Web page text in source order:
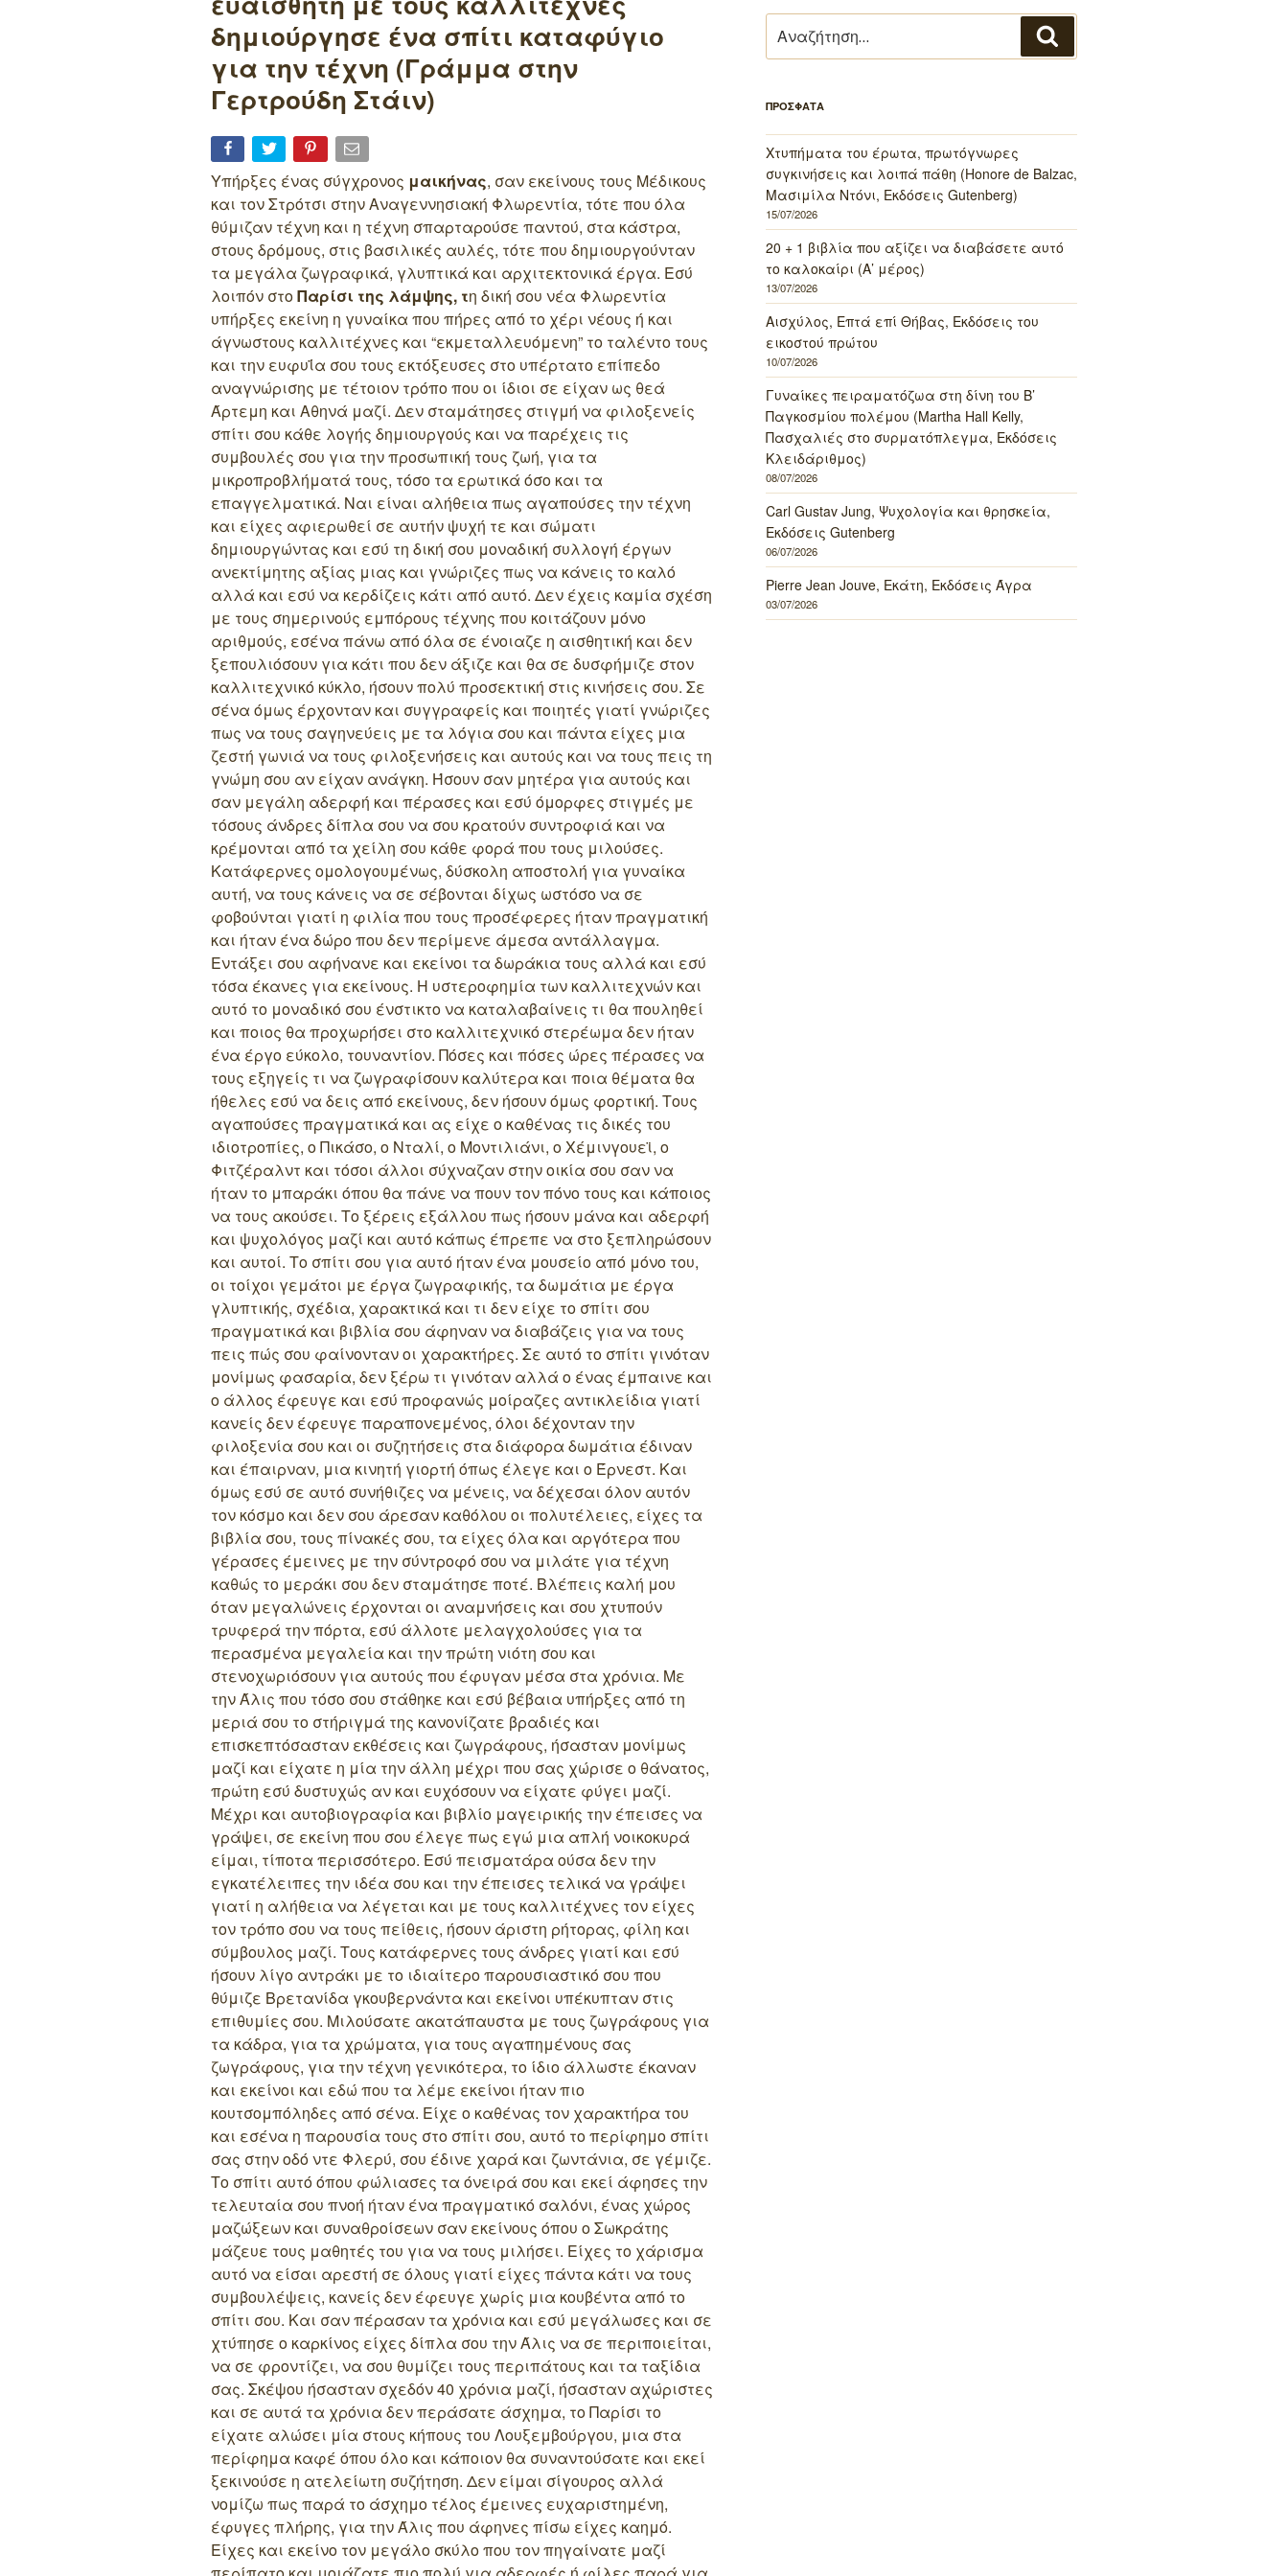
δημιούργησε ένα σπίτι καταφύγιο
για την τέχνη (Γράμμα στην
Γερτρούδη Στάιν)
Υπήρξες ένας σύγχρονος μαικήνας, σαν εκείνους τους Μέδικους
και τον Στρότσι στην Αναγεννησιακή Φλωρεντία, τότε που όλα
θύμιζαν τέχνη και η τέχνη σπαρταρούσε παντού, στα κάστρα,
στους δρόμους, στις βασιλικές αυλές, τότε που δημιουργούνταν
τα μεγάλα ζωγραφικά, γλυπτικά και αρχιτεκτονικά έργα. Εσύ
λοιπόν στοΠαρίσι της λάμψης, τη δική σου νέα Φλωρεντία
υπήρξες εκείνη η γυναίκα που πήρες από το χέρι νέους ή και
άγνωστους καλλιτέχνες και “εκμεταλλευόμενη” το ταλέντο τους
και την ευφυΐα σου τους εκτόξευσες στο υπέρτατο επίπεδο
αναγνώρισης με τέτοιον τρόπο που οι ίδιοι σε είχαν ως θεά
Άρτεμη και Αθηνά μαζί. Δεν σταμάτησες στιγμή να φιλοξενείς
σπίτι σου κάθε λογής δημιουργούς και να παρέχεις τις
συμβουλές σου για την προσωπική τους ζωή, για τα
μικροπροβλήματά τους, τόσο τα ερωτικά όσο και τα
επαγγελματικά. Ναι είναι αλήθεια πως αγαπούσες την τέχνη
και είχες αφιερωθεί σε αυτήν ψυχή τε και σώματι
δημιουργώντας και εσύ τη δική σου μοναδική συλλογή έργων
ανεκτίμητης αξίας μιας και γνώριζες πως να κάνεις το καλό
αλλά και εσύ να κερδίζεις κάτι από αυτό. Δεν έχεις καμία σχέση
με τους σημερινούς εμπόρους τέχνης που κοιτάζουν μόνο
αριθμούς, εσένα πάνω από όλα σε ένοιαζε η αισθητική και δεν
ξεπουλιόσουν για κάτι που δεν άξιζε και θα σε δυσφήμιζε στον
καλλιτεχνικό κύκλο, ήσουν πολύ προσεκτική στις κινήσεις σου. Σε
σένα όμως έρχονταν και συγγραφείς και ποιητές γιατί γνώριζες
πως να τους σαγηνεύεις με τα λόγια σου και πάντα είχες μια
ζεστή γωνιά να τους φιλοξενήσεις και αυτούς και να τους πεις τη
γνώμη σου αν είχαν ανάγκη. Ήσουν σαν μητέρα για αυτούς και
σαν μεγάλη αδερφή και πέρασες και εσύ όμορφες στιγμές με
τόσους άνδρες δίπλα σου να σου κρατούν συντροφιά και να
κρέμονται από τα χείλη σου κάθε φορά που τους μιλούσες.
Κατάφερνες ομολογουμένως, δύσκολη αποστολή για γυναίκα
αυτή, να τους κάνεις να σε σέβονται δίχως ωστόσο να σε
φοβούνται γιατί η φιλία που τους προσέφερες ήταν πραγματική
και ήταν ένα δώρο που δεν περίμενε άμεσα αντάλλαγμα.
Εντάξει σου αφήνανε και εκείνοι τα δωράκια τους αλλά και εσύ
τόσα έκανες για εκείνους. Η υστεροφημία των καλλιτεχνών και
αυτό το μοναδικό σου ένστικτο να καταλαβαίνεις τι θα πουληθεί
και ποιος θα προχωρήσει στο καλλιτεχνικό στερέωμα δεν ήταν
ένα έργο εύκολο, τουναντίον. Πόσες και πόσες ώρες πέρασες να
τους εξηγείς τι να ζωγραφίσουν καλύτερα και ποια θέματα θα
ήθελες εσύ να δεις από εκείνους, δεν ήσουν όμως φορτική. Τους
αγαπούσες πραγματικά και ας είχε ο καθένας τις δικές του
ιδιοτροπίες, ο Πικάσο, ο Νταλί, ο Μοντιλιάνι, ο Χέμινγουεϊ, ο
Φιτζέραλντ και τόσοι άλλοι σύχναζαν στην οικία σου σαν να
ήταν το μπαράκι όπου θα πάνε να πουν τον πόνο τους και κάποιος
να τους ακούσει. Το ξέρεις εξάλλου πως ήσουν μάνα και αδερφή
και ψυχολόγος μαζί και αυτό κάπως έπρεπε να στο ξεπληρώσουν
και αυτοί. Το σπίτι σου για αυτό ήταν ένα μουσείο από μόνο του,
οι τοίχοι γεμάτοι με έργα ζωγραφικής, τα δωμάτια με έργα
γλυπτικής, σχέδια, χαρακτικά και τι δεν είχε το σπίτι σου
πραγματικά και βιβλία σου άφηναν να διαβάζεις για να τους
πεις πώς σου φαίνονταν οι χαρακτήρες. Σε αυτό το σπίτι γινόταν
μονίμως φασαρία, δεν ξέρω τι γινόταν αλλά ο ένας έμπαινε και
ο άλλος έφευγε και εσύ προφανώς μοίραζες αντικλείδια γιατί
κανείς δεν έφευγε παραπονεμένος, όλοι δέχονταν την
φιλοξενία σου και οι συζητήσεις στα διάφορα δωμάτια έδιναν
και έπαιρναν, μια κινητή γιορτή όπως έλεγε και ο Έρνεστ. Και
όμως εσύ σε αυτό συνήθιζες να μένεις, να δέχεσαι όλον αυτόν
τον κόσμο και δεν σου άρεσαν καθόλου οι πολυτέλειες, είχες τα
βιβλία σου, τους πίνακές σου, τα είχες όλα και αργότερα που
γέρασες έμεινες με την σύντροφό σου να μιλάτε για τέχνη
καθώς το μεράκι σου δεν σταμάτησε ποτέ. Βλέπεις καλή μου
όταν μεγαλώνεις έρχονται οι αναμνήσεις και σου χτυπούν
τρυφερά την πόρτα, εσύ άλλοτε μελαγχολούσες για τα
περασμένα μεγαλεία και την πρώτη νιότη σου και
στενοχωριόσουν για αυτούς που έφυγαν μέσα στα χρόνια. Με
την Άλις που τόσο σου στάθηκε και εσύ βέβαια υπήρξες από τη
μεριά σου το στήριγμά της κανονίζατε βραδιές και
επισκεπτόσασταν εκθέσεις και ζωγράφους, ήσασταν μονίμως
μαζί και είχατε η μία την άλλη μέχρι που σας χώρισε ο θάνατος,
πρώτη εσύ δυστυχώς αν και ευχόσουν να είχατε φύγει μαζί.
Μέχρι και αυτοβιογραφία και βιβλίο μαγειρικής την έπεισες να
γράψει, σε εκείνη που σου έλεγε πως εγώ μια απλή νοικοκυρά
είμαι, τίποτα περισσότερο. Εσύ πεισματάρα ούσα δεν την
εγκατέλειπες την ιδέα σου και την έπεισες τελικά να γράψει
γιατί η αλήθεια να λέγεται και με τους καλλιτέχνες τον είχες
τον τρόπο σου να τους πείθεις, ήσουν άριστη ρήτορας, φίλη και
σύμβουλος μαζί. Τους κατάφερνες τους άνδρες γιατί και εσύ
ήσουν λίγο αντράκι με το ιδιαίτερο παρουσιαστικό σου που
θύμιζε Βρετανίδα γκουβερνάντα και εκείνοι υπέκυπταν στις
επιθυμίες σου. Μιλούσατε ακατάπαυστα με τους ζωγράφους για
τα κάδρα, για τα χρώματα, για τους αγαπημένους σας
ζωγράφους, για την τέχνη γενικότερα, το ίδιο άλλωστε έκαναν
και εκείνοι και εδώ που τα λέμε εκείνοι ήταν πιο
κουτσομπόληδες από σένα. Είχε ο καθένας τον χαρακτήρα του
και εσένα η παρουσία τους στο σπίτι σου, αυτό το περίφημο σπίτι
σας στην οδό ντε Φλερύ, σου έδινε χαρά και ζωντάνια, σε γέμιζε.
Το σπίτι αυτό όπου φώλιασες τα όνειρά σου και εκεί άφησες την
τελευταία σου πνοή ήταν ένα πραγματικό σαλόνι, ένας χώρος
μαζώξεων και συναθροίσεων σαν εκείνους όπου ο Σωκράτης
μάζευε τους μαθητές του για να τους μιλήσει. Είχες το χάρισμα
αυτό να είσαι αρεστή σε όλους γιατί είχες πάντα κάτι να τους
συμβουλέψεις, κανείς δεν έφευγε χωρίς μια κουβέντα από το
σπίτι σου. Και σαν πέρασαν τα χρόνια και εσύ μεγάλωσες και σε
χτύπησε ο καρκίνος είχες δίπλα σου την Άλις να σε περιποιείται,
να σε φροντίζει, να σου θυμίζει τους περιπάτους και τα ταξίδια
σας. Σκέψου ήσασταν σχεδόν 40 χρόνια μαζί, ήσασταν αχώριστες
και σε αυτά τα χρόνια δεν περάσατε άσχημα, το Παρίσι το
είχατε αλώσει μία στους κήπους του Λουξεμβούργου, μια στα
περίφημα καφέ όπου όλο και κάποιον θα συναντούσατε και εκεί
ξεκινούσε η ατελείωτη συζήτηση. Δεν είμαι σίγουρος αλλά
νομίζω πως παρά το άσχημο τέλος έμεινες ευχαριστημένη,
έφυγες πλήρης, για την Άλις που άφηνες πίσω είχες καημό.
Είχες και εκείνο τον μεγάλο σκύλο που τον πηγαίνατε μαζί
για:
ΠΡΟΣΦΑΤΑ
Χτυπήματα του έρωτα, πρωτόγνωρες
συγκινήσεις και λοιπά πάθη (Honore de Balzac,
Μασιμίλα Ντόνι, Εκδόσεις Gutenberg)
15/07/2026
20 + 1 βιβλία που αξίζει να διαβάσετε αυτό
το καλοκαίρι (Α’ μέρος)
13/07/2026
Αισχύλος, Επτά επί Θήβας, Εκδόσεις του
εικοστού πρώτου
10/07/2026
Γυναίκες πειραματόζωα στη δίνη του Β’
Παγκοσμίου πολέμου (Martha Hall Kelly,
Πασχαλιές στο συρματόπλεγμα, Εκδόσεις
Κλειδάριθμος)
08/07/2026
Carl Gustav Jung, Ψυχολογία και θρησκεία,
Εκδόσεις Gutenberg
06/07/2026
Pierre Jean Jouve, Εκάτη, Εκδόσεις Άγρα
03/07/2026